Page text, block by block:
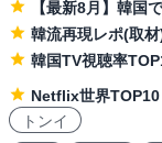
【最新8月】韓国
韓流再現レポ(取材
韓国TV視聴率
Netflix世界TOP10
トンイ